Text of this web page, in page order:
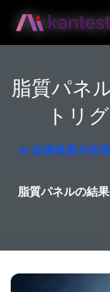
脂質パネ
トリ
AI 血液検査分析
脂質パネルの結